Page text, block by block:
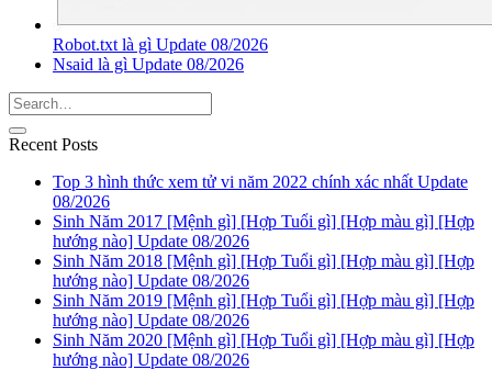
Robot.txt là gì Update 08/2026
Nsaid là gì Update 08/2026
Recent Posts
Top 3 hình thức xem tử vi năm 2022 chính xác nhất Update
08/2026
Sinh Năm 2017 [Mệnh gì] [Hợp Tuổi gì] [Hợp màu gì] [Hợp
hướng nào] Update 08/2026
Sinh Năm 2018 [Mệnh gì] [Hợp Tuổi gì] [Hợp màu gì] [Hợp
hướng nào] Update 08/2026
Sinh Năm 2019 [Mệnh gì] [Hợp Tuổi gì] [Hợp màu gì] [Hợp
hướng nào] Update 08/2026
Sinh Năm 2020 [Mệnh gì] [Hợp Tuổi gì] [Hợp màu gì] [Hợp
hướng nào] Update 08/2026